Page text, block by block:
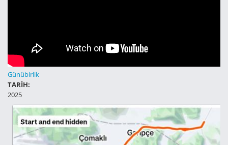
Günübirlik
TARİH:
2025